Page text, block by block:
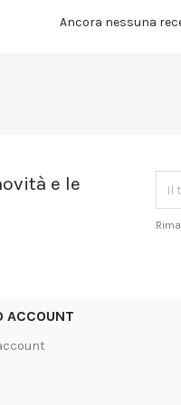
Ancora nessuna
e le
ACCOUNT